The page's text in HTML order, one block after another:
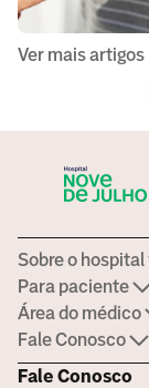
Ver mais artigos
Fale Conosco
Sobre o hospital
Para paciente
Área do médico
Fale Conosco